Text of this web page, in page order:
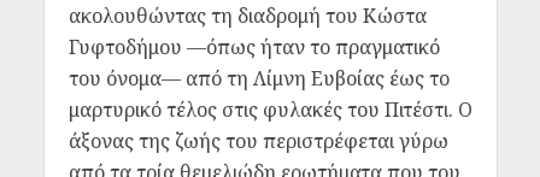
ακολουθώντας τη διαδρομή του Κώστα
Γυφτοδήμου —όπως ήταν το πραγματικό
του όνομα— από τη Λίμνη Ευβοίας έως το
μαρτυρικό τέλος στις φυλακές του Πιτέστι. Ο
άξονας της ζωής του περιστρέφεται γύρω